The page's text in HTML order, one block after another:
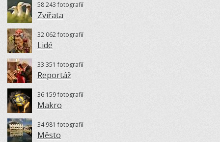
58 243 fotografií
Zvířata
32 062 fotografií
Lidé
33 351 fotografií
Reportáž
36 159 fotografií
Makro
34 981 fotografií
Město